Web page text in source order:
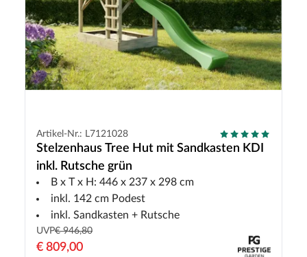
Artikel-Nr.: L7121028
Stelzenhaus Tree Hut mit Sandkasten KDI
inkl. Rutsche grün
B x T x H: 446 x 237 x 298 cm
inkl. 142 cm Podest
inkl. Sandkasten + Rutsche
UVP€ 946,80
€ 809,00